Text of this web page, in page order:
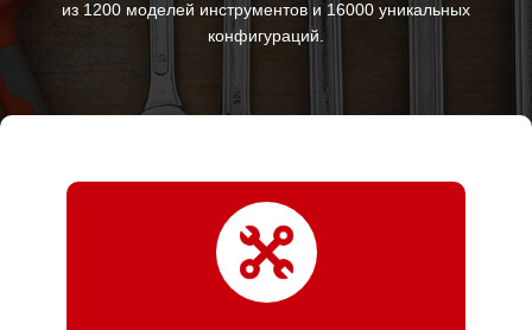
из 1200 моделей инструментов и 16000 уникальных
конфигураций.